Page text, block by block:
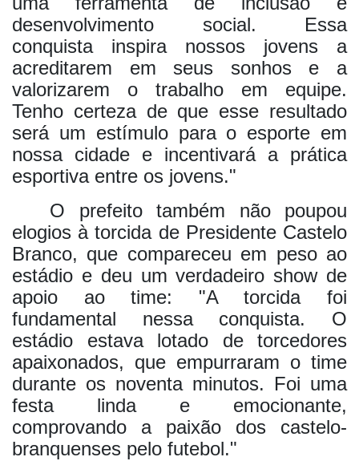
desenvolvimento social. Essa
conquista inspira nossos jovens a
acreditarem em seus sonhos e a
valorizarem o trabalho em equipe.
Tenho certeza de que esse resultado
será um estímulo para o esporte em
nossa cidade e incentivará a prática
esportiva entre os jovens."
O prefeito também não poupou
elogios à torcida de Presidente Castelo
Branco, que compareceu em peso ao
estádio e deu um verdadeiro show de
apoio ao time: "A torcida foi
fundamental nessa conquista. O
estádio estava lotado de torcedores
apaixonados, que empurraram o time
durante os noventa minutos. Foi uma
festa linda e emocionante,
comprovando a paixão dos castelo-
branquenses pelo futebol."